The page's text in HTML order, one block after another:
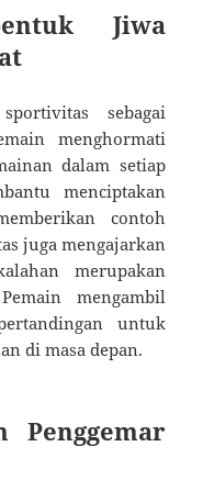
Jiwa
sebagai
menghormati
dalam setiap
menciptakan
contoh
juga mengajarkan
merupakan
mengambil
untuk
di masa depan.
Penggemar